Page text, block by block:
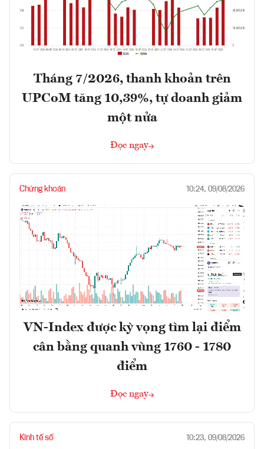
Tháng 7/2026, thanh khoản trên
UPCoM tăng 10,39%, tự doanh giảm
một nửa
Đọc ngay
Chứng khoán 10:24, 09/08/2026
VN-Index được kỳ vọng tìm lại điểm
cân bằng quanh vùng 1760 - 1780
điểm
Đọc ngay
Kinh tế số 10:23, 09/08/2026